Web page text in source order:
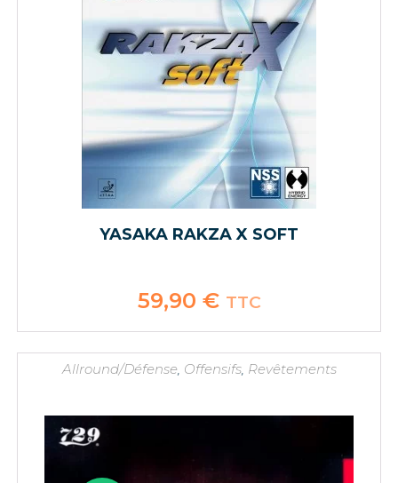
YASAKA RAKZA X SOFT
59,90 € TTC
Allround/Défense Offensifs, Revêtements